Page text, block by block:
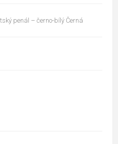
penál – černo-bílý Černá